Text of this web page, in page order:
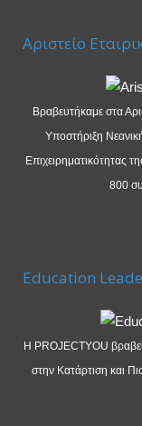
Αριστείο
Βραβευτήκαμε στα
Υποστήριξη
Επιχειρηματικότητας
800
Education
Η PROJECTYOU
στην Κατάρτιση και